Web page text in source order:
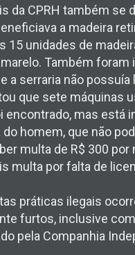
da CPRH também se
a madeira
15 unidades de
Também
a serraria não
que sete máquinas
encontrado, mas está
homem, que não
multa de R$ 300
multa por falta de
práticas ilegais
furtos, inclusive
pela Companhia